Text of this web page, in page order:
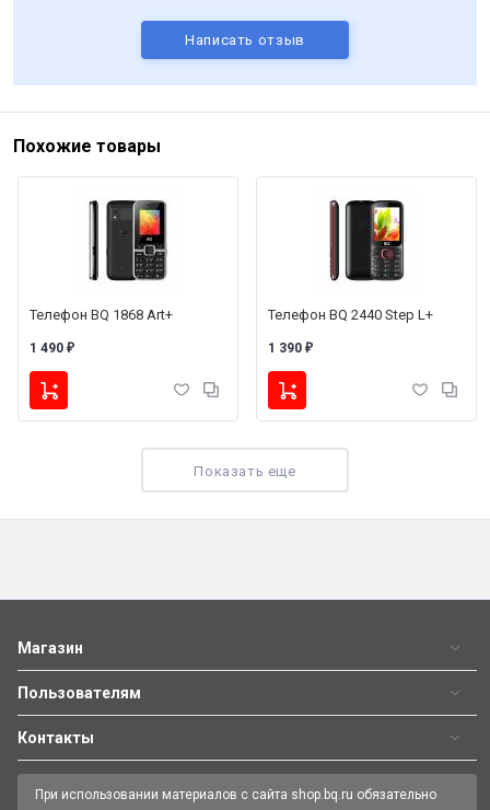
Написать отзыв
Похожие товары
Телефон BQ 1868 Art+
1 490 ₽
Телефон BQ 2440 Step L+
1 390 ₽
Показать еще
Магазин
Пользователям
Контакты
При использовании материалов с сайта shop.bq.ru обязательно